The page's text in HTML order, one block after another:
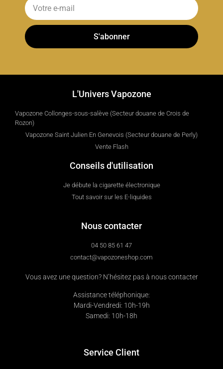
S'abonner
L'Univers Vapozone
Vapozone Collonges-sous-salève (Secteur douane de Crois de
Rozon)
Vapozone Saint Julien En Genevois (Secteur douane de Perly)
Vente Flash
Conseils d'utilisation
Je débute la cigarette électronique
Tout savoir sur les E-liquides
Nous contacter
04 50 85 61 47
contact@vapozoneshop.com
Vous avez une question? N’hésitez pas à nous contacter
Assistance téléphonique:
Mardi-Vendredi: 10h-19h
Samedi: 10h-18h
Service Client